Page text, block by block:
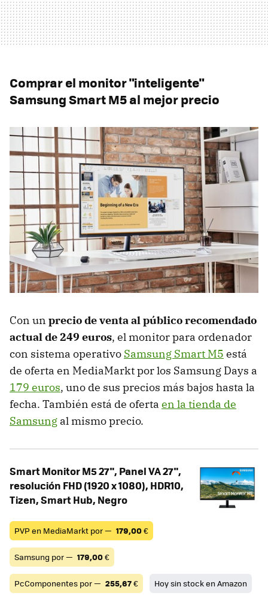
Comprar el monitor "inteligente"
Samsung Smart M5 al mejor precio
Con un precio de venta al público recomendado
actual de 249 euros, el monitor para ordenador
con sistema operativo Samsung Smart M5 está
de oferta en MediaMarkt por los Samsung Days a
179 euros, uno de sus precios más bajos hasta la
fecha. También está de oferta en la tienda de
Samsung al mismo precio.
Smart Monitor M5 27", Panel VA 27",
resolución FHD (1920 x 1080), HDR10,
Tizen, Smart Hub, Negro
PVP en MediaMarkt por — 179,00€
Samsung por — 179,00€
PcComponentes por — 255,67€ Hoy sin stock en Amazon